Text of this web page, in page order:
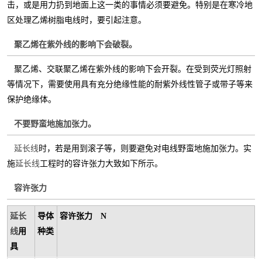
击，或是用力扔到地面上这一类的事情必须要避免。特别是在寒冷地
区处理乙烯树脂电线时，要引起注意。
聚乙烯在紫外线的影响下会破裂。
聚乙烯、交联聚乙烯在紫外线的影响下会开裂。在受到荧光灯照射
等情况下，需要使用具有充分绝缘性能的耐紫外线性管子或带子等来
保护绝缘体。
不要野蛮地施加张力。
延长线时，若是用到滚子等，则要避免对电线野蛮地施加张力。实
施延长线工程时的容许张力大致如下所示。
容许张力
延长
线用
具
导体
种类
容许张力 N